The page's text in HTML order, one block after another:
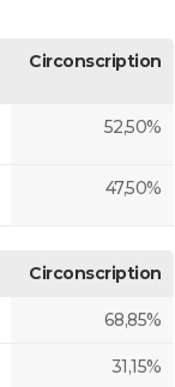
Circonscription
52,50%
47,50%
Circonscription
68,85%
31,15%